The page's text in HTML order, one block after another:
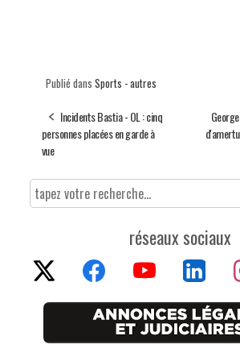
Publié dans Sports - autres
Incidents Bastia - OL : cinq
personnes placées en garde à
vue
réseaux sociaux